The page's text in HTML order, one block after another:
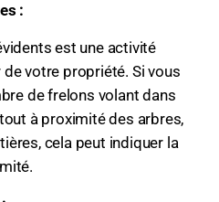
:
est une activité
votre propriété. Si vous
de frelons volant dans
à proximité des arbres,
cela peut indiquer la